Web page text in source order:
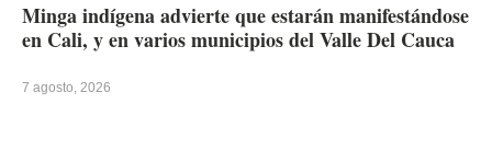
Minga indígena advierte que estarán manifestándose
en Cali, y en varios municipios del Valle Del Cauca
7 agosto, 2026